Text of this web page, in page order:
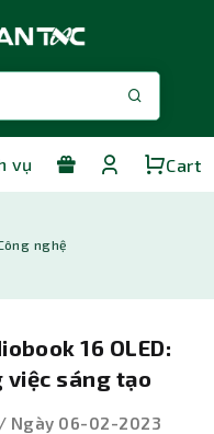
vụ Cart
nghệ
16 OLED:
việc sáng tạo
/ Ngày 06-02-2023